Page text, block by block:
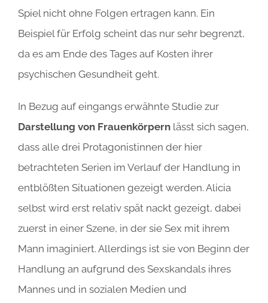
Spiel nicht ohne Folgen ertragen kann. Ein
Beispiel für Erfolg scheint das nur sehr begrenzt,
da es am Ende des Tages auf Kosten ihrer
psychischen Gesundheit geht.
In Bezug auf eingangs erwähnte Studie zur
Darstellung von Frauenkörpern lässt sich sagen,
dass alle drei Protagonistinnen der hier
betrachteten Serien im Verlauf der Handlung in
entblößten Situationen gezeigt werden. Alicia
selbst wird erst relativ spät nackt gezeigt, dabei
zuerst in einer Szene, in der sie Sex mit ihrem
Mann imaginiert. Allerdings ist sie von Beginn der
Handlung an aufgrund des Sexskandals ihres
Mannes und in sozialen Medien und